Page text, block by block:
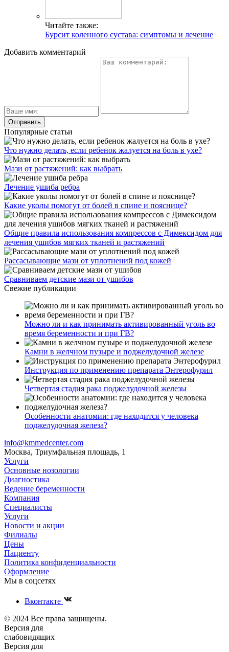
Читайте также:
Бурсит коленного сустава: симптомы и лечение
Добавить комментарий
Популярные статьи
Что нужно делать, если ребенок жалуется на боль в ухе?
Мази от растяжений: как выбрать
Лечение ушиба ребра
Какие уколы помогут от болей в спине и пояснице?
Общие правила использования компрессов с Димексидом для
лечения ушибов мягких тканей и растяжений
Рассасывающие мази от уплотнений под кожей
Сравниваем детские мази от ушибов
Свежие публикации
Можно ли и как принимать активированный уголь во
время беременности и при ГВ?
Камни в желчном пузыре и поджелудочной железе
Инструкция по применению препарата Энтерофурил
Четвертая стадия рака поджелудочной железы
Особенности анатомии: где находится у человека
поджелудочная железа?
info@kmmedcenter.com
Москва, Триумфальная площадь, 1
Услуги
Основные нозологии
Диагностика
Ведение беременности
Компания
Специалисты
Услуги
Новости и акции
Филиалы
Цены
Пациенту
Политика конфиденциальности
Оформление
Мы в соцсетях
Вконтакте
© 2024 Все права защищены.
Версия для
слабовидящих
Версия для